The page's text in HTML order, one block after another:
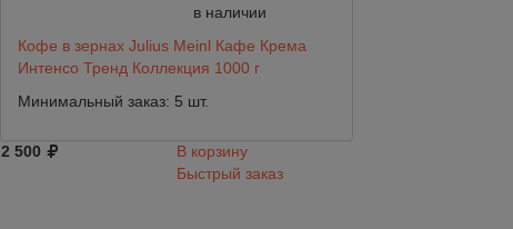
в наличии
Кофе в зернах Julius Meinl Кафе Крема
Интенсо Тренд Коллекция 1000 г
Минимальный заказ: 5 шт.
2 500
В корзину
Быстрый заказ